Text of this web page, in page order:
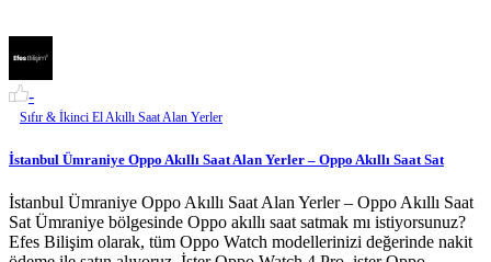
-
Sıfır & İkinci El Akıllı Saat Alan Yerler
İstanbul Ümraniye Oppo Akıllı Saat Alan Yerler – Oppo Akıllı Saat Sat
İstanbul Ümraniye Oppo Akıllı Saat Alan Yerler – Oppo Akıllı Saat
Sat Ümraniye bölgesinde Oppo akıllı saat satmak mı istiyorsunuz?
Efes Bilişim olarak, tüm Oppo Watch modellerinizi değerinde nakit